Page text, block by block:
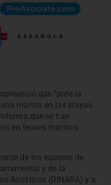
que “ante la
marina en las playas
que se han
en leones marinos
de los equipos de
y de la
Acuáticos (DINARA) y a